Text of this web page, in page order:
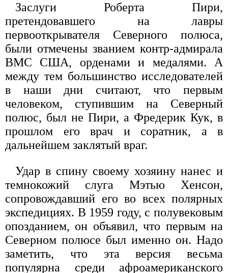
Заслуги Роберта Пири,
претендовавшего на лавры
первооткрывателя Северного полюса,
были отмечены званием контр-адмирала
ВМС США, орденами и медалями. А
между тем большинство исследователей
в наши дни считают, что первым
человеком, ступившим на Северный
полюс, был не Пири, а Фредерик Кук, в
прошлом его врач и соратник, а в
дальнейшем заклятый враг.
Удар в спину своему хозяину нанес и
темнокожий слуга Мэтью Хенсон,
сопровождавший его во всех полярных
экспедициях. В 1959 году, с полувековым
опозданием, он объявил, что первым на
Северном полюсе был именно он. Надо
заметить, что эта версия весьма
популярна среди афроамериканского